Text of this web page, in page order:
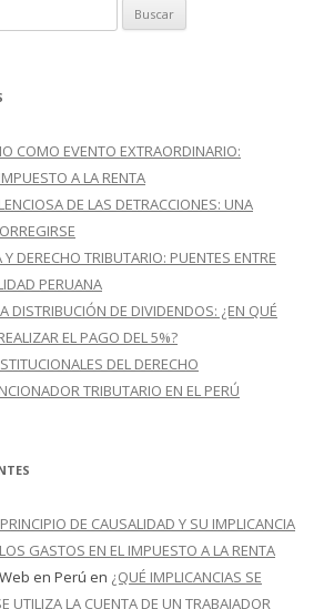
COMO EVENTO EXTRAORDINARIO:
A LA RENTA
DE LAS DETRACCIONES: UNA
DERECHO TRIBUTARIO: PUENTES ENTRE
PERUANA
DISTRIBUCIÓN DE DIVIDENDOS: ¿EN QUÉ
EL PAGO DEL 5%?
DEL DERECHO
TRIBUTARIO EN EL PERÚ
DE CAUSALIDAD Y SU IMPLICANCIA
GASTOS EN EL IMPUESTO A LA RENTA
en Perú en ¿QUÉ IMPLICANCIAS SE
UTILIZA LA CUENTA DE UN TRABAJADOR